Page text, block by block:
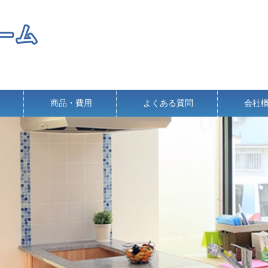
商品・費用 よくある質問 会社